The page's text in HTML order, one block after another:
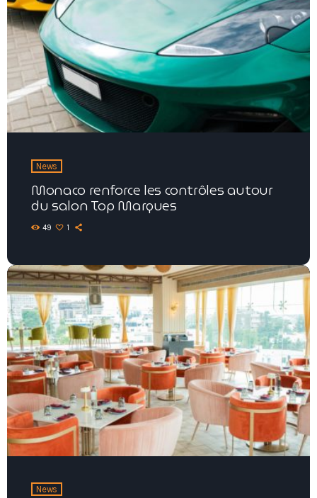
News
Monaco renforce les contrôles autour
du salon Top Marques
49 1
News